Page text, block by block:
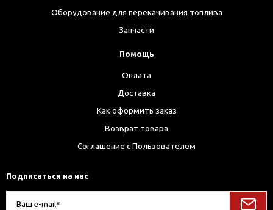
Оборудование для перекачивания топлива
Запчасти
Помощь
Оплата
Доставка
Как оформить заказ
Возврат товара
Соглашение с Пользователем
Подписаться на нас